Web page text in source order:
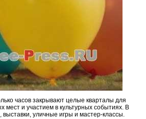
часов закрывают целые кварталы для
мест и участием в культурных событиях. В
уличные игры и мастер-классы.